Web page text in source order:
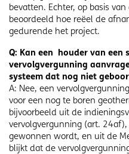
bevatten. Echter, op basis
beoordeeld hoe reëel de
gedurende het project.
Q: Kan een houder van een
vervolgvergunning
systeem dat nog niet
A: Nee, een
voor een nog te boren
bijvoorbeeld uit de
vervolgvergunning (art.
gewonnen wordt, en uit de
blijkt dat de